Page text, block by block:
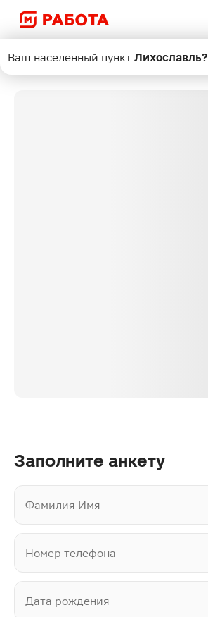
Поиск
Заполните анкету
Фамилия Имя
Номер телефона
Дата рождения
Ваш населенный пункт Лихославль?